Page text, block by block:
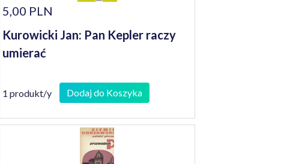
5,00 PLN
Kurowicki Jan: Pan Kepler raczy
umierać
1 produkt/y Dodaj do Koszyka